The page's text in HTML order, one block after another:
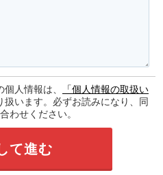
人情報は、
「個人情報の取扱い
扱います。必ずお読みになり、同
わせください。